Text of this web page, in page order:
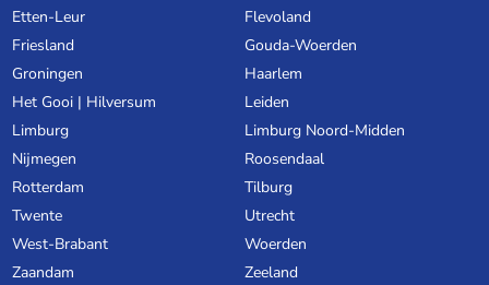
Etten-Leur
Flevoland
Friesland
Gouda-Woerden
Groningen
Haarlem
Het Gooi | Hilversum
Leiden
Limburg
Limburg Noord-Midden
Nijmegen
Roosendaal
Rotterdam
Tilburg
Twente
Utrecht
West-Brabant
Woerden
Zaandam
Zeeland